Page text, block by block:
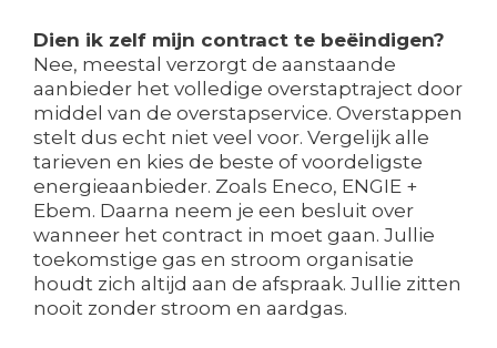
Dien ik zelf mijn contract te beëindigen?
Nee, meestal verzorgt de aanstaande
aanbieder het volledige overstaptraject door
middel van de overstapservice. Overstappen
stelt dus echt niet veel voor. Vergelijk alle
tarieven en kies de beste of voordeligste
energieaanbieder. Zoals Eneco, ENGIE +
Ebem. Daarna neem je een besluit over
wanneer het contract in moet gaan. Jullie
toekomstige gas en stroom organisatie
houdt zich altijd aan de afspraak. Jullie zitten
nooit zonder stroom en aardgas.